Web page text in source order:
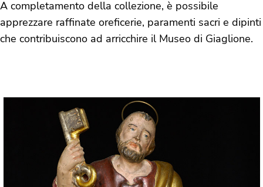
A completamento della collezione, è possibile
apprezzare raffinate oreficerie, paramenti sacri e dipinti
che contribuiscono ad arricchire il Museo di Giaglione.